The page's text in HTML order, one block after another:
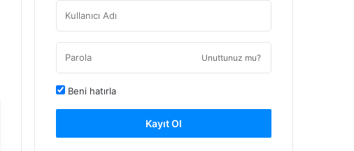
Unuttunuz mu?
Beni hatırla
Kayıt Ol